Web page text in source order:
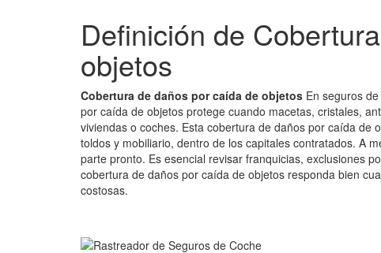
Definición de
objetos
Cobertura de daños por caída de objetos En seguros
por caída de objetos protege cuando macetas, cristales,
viviendas o coches. Esta cobertura de daños por caída de
toldos y mobiliario, dentro de los capitales contratados. A
parte pronto. Es esencial revisar franquicias, exclusiones
cobertura de daños por caída de objetos responda bien
costosas.